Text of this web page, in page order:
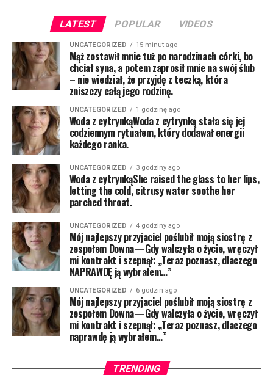
LATEST POPULAR VIDEOS
UNCATEGORIZED 15 minut ago
Mąż zostawił mnie tuż po narodzinach córki, bo
chciał syna, a potem zaprosił mnie na swój ślub
– nie wiedział, że przyjdę z teczką, która
zniszczy całą jego rodzinę.
UNCATEGORIZED 1 godzinę ago
Woda z cytrynkąWoda z cytrynką stała się jej
codziennym rytuałem, który dodawał energii
każdego ranka.
UNCATEGORIZED 3 godziny ago
Woda z cytrynkąShe raised the glass to her lips,
letting the cold, citrusy water soothe her
parched throat.
UNCATEGORIZED 4 godziny ago
Mój najlepszy przyjaciel poślubił moją siostrę z
zespołem Downa—Gdy walczyła o życie, wręczył
mi kontrakt i szepnął: „Teraz poznasz, dlaczego
NAPRAWDĘ ją wybrałem…”
UNCATEGORIZED 6 godzin ago
Mój najlepszy przyjaciel poślubił moją siostrę z
zespołem Downa—Gdy walczyła o życie, wręczył
mi kontrakt i szepnął: „Teraz poznasz, dlaczego
naprawdę ją wybrałem…”
TRENDING